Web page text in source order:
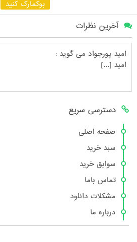
بوکمارک کنید
آخرین نظرات
امید پورجواد می گوید :
امید [...]
محمدشهنوازیمی گوید :
سلام بنده محمد شهنوازی فقط بوسیله ا [...]
محمدمی گوید :
سلام تعداد کتاب۶در سایت زیاد نیست [...]
هانیه عسگری
بسیار عالی [...]
دسترسی سریع
صفحه اصلی
سبد خرید
سوابق خرید
تماس باما
مشکلات دانلود
درباره ما